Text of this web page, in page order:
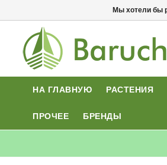
НА ГЛАВНУЮ РАСТЕНИЯ
ПРОЧЕЕ БРЕНДЫ
Мы хотели бы